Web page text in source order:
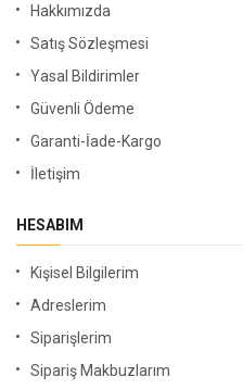
Hakkımızda
Satış Sözleşmesi
Yasal Bildirimler
Güvenli Ödeme
Garanti-İade-Kargo
İletişim
HESABIM
Kişisel Bilgilerim
Adreslerim
Siparişlerim
Sipariş Makbuzlarım